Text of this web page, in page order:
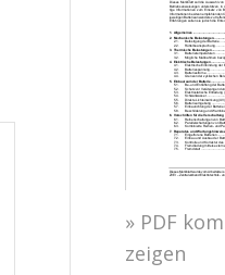
» PDF
zeigen